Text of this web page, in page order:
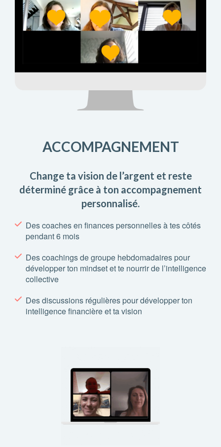
ACCOMPAGNEMENT
Change ta vision de l’argent et reste
déterminé grâce à ton accompagnement
personnalisé.
Des coaches en finances personnelles à tes côtés
pendant 6 mois
Des coachings de groupe hebdomadaires pour
développer ton mindset et te nourrir de l’intelligence
collective
Des discussions régulières pour développer ton
intelligence financière et ta vision